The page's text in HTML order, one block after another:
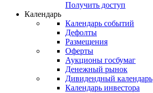
Получить доступ
Календарь
Календарь событий
Дефолты
Размещения
Оферты
Аукционы госбумаг
Денежный рынок
Дивидендный календарь
Календарь инвестора